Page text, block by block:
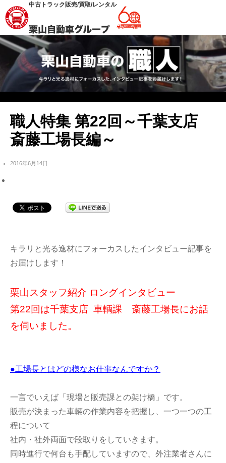
中古トラック販売/買取/レンタル
職人特集 第22回～千葉支店
斎藤工場長編～
2016年6月14日
キラリと光る逸材にフォーカスしたインタビュー記事を
お届けします！
栗山スタッフ紹介 ロングインタビュー
第22回は千葉支店 車輌課 斎藤工場長にお話
を伺いました。
●工場長とはどの様なお仕事なんですか？
一言でいえば「現場と販売課との架け橋」です。
販売が決まった車輛の作業内容を把握し、一つ一つの工
程について
社内・社外両面で段取りをしていきます。
同時進行で何台も手配していますので、外注業者さんに